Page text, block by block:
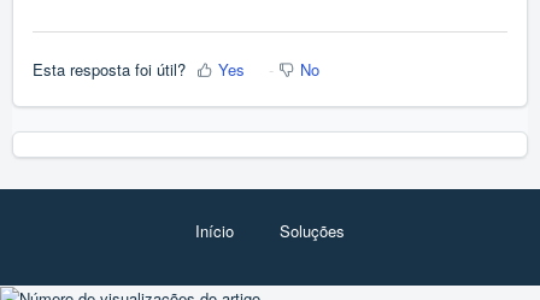
Esta resposta foi útil? Yes No
Início Soluções